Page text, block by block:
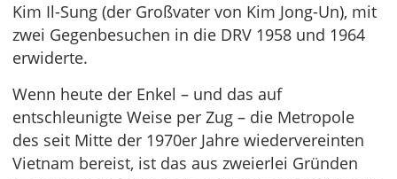
Kim Il-Sung (der Großvater von Kim Jong-Un), mit
zwei Gegenbesuchen in die DRV 1958 und 1964
erwiderte.
Wenn heute der Enkel – und das auf
entschleunigte Weise per Zug – die Metropole
des seit Mitte der 1970er Jahre wiedervereinten
Vietnam bereist, ist das aus zweierlei Gründen